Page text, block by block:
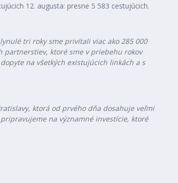
12. augusta: presne 5 583 cestujúcich.
tri roky sme privítali viac ako 285 000
partnerstiev, ktoré sme v priebehu rokov
na všetkých existujúcich linkách a s
ktorá od prvého dňa dosahuje veľmi
na významné investície, ktoré